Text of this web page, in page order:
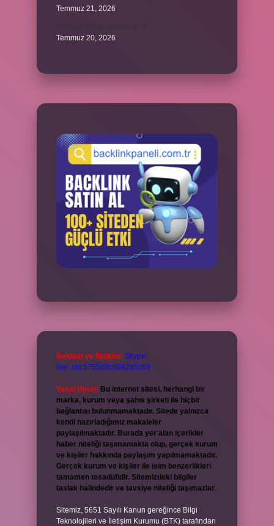
Temmuz 21, 2026
Temmuz 20, 2026
Reklam ve İletişim: Skype:
live:.cid.575569c608265c69
Yasal Uyarı: Bu internet sitesi, herhangi bir
marka, kurum veya şahıs şirketi ile hiçbir
bağlantısı bulunmamaktadır. Sitede yalnızca
kendi hazırladığımız makaleler
paylaşılmaktadır. Burada yer alan içerikler
haber niteliği taşımamakta olup, gerçek kurum
ve kişiler hakkında paylaşım yapılmamaktadır.
Gerçek kurum ve kişiler ile isim benzerlikleri
tamamen tesadüfidir. Sitemizdeki bilgiler
taslak halindedir ve tavsiye niteliği taşımazlar.
Sitemiz, 5651 Sayılı Kanun gereğince Bilgi
Teknolojileri ve İletişim Kurumu (BTK) tarafından